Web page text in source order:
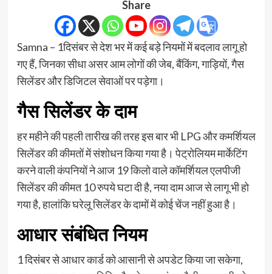
Share
Samna – 1दिसंबर से देश भर में कई बड़े नियमों में बदलाव लागू हो
गए हैं, जिनका सीधा असर आम लोगों की जेब, बैंकिंग, गाड़ियों, गैस
सिलेंडर और डिजिटल सेवाओं पर पड़ेगा।
गैस सिलेंडर के दाम
हर महीने की पहली तारीख की तरह इस बार भी LPG और कमर्शियल
सिलेंडर की कीमतों में संशोधन किया गया है। पेट्रोलियम मार्केटिंग
करने वाली कंपनियों ने आज 19 किलो वाले कॉमर्शियल एलपीजी
सिलेंडर की कीमत 10 रुपये घटा दी है, नया दाम आज से लागू भी हो
गया है, हालांकि घरेलू सिलेंडर के दामों में कोई चेंज नहीं हुआ है।
आधार संबंधित नियम
1 दिसंबर से आधार कार्ड को आसानी से अपडेट किया जा सकेगा,